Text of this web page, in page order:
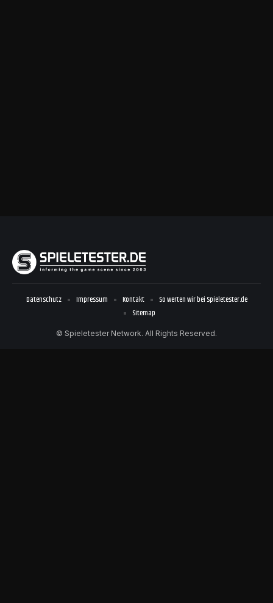
© Spieletester Network. All Rights Reserved.
Datenschutz Impressum Kontakt
So werten wir bei Spieletester.de
Sitemap